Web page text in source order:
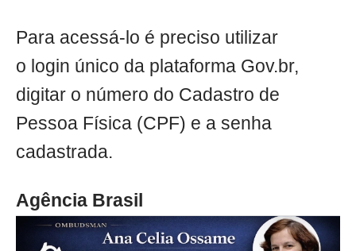
Para acessá-lo é preciso utilizar
o login único da plataforma Gov.br,
digitar o número do Cadastro de
Pessoa Física (CPF) e a senha
cadastrada.
Agência Brasil